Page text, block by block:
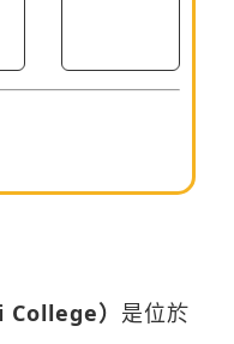
） 是位於